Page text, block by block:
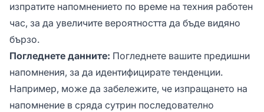
изпратите напомнението по време на техния работен
час, за да увеличите вероятността да бъде видяно
бързо.
Погледнете данните: Погледнете вашите предишни
напомнения, за да идентифицирате тенденции.
Например, може да забележите, че изпращането на
напомнение в сряда сутрин последователно